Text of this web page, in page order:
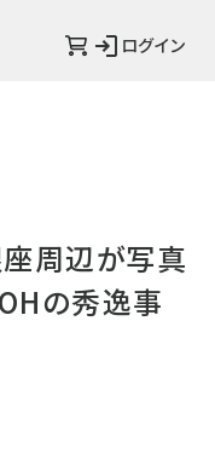
ログイン
周辺が写真
の秀逸事